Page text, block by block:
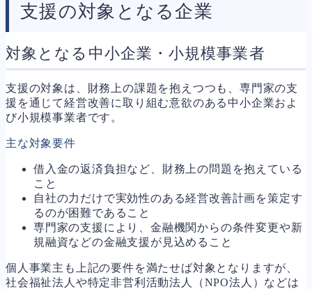
支援の対象となる企業
対象となる中小企業・小規模事業者
支援の対象は、財務上の課題を抱えつつも、専門家の支
援を通じて経営改善に取り組む意欲のある中小企業およ
び小規模事業者です。
主な対象要件
借入金の返済負担など、財務上の問題を抱えている
こと
自社の力だけで実効性のある経営改善計画を策定す
るのが困難であること
専門家の支援により、金融機関からの条件変更や新
規融資などの金融支援が見込めること
個人事業主も上記の要件を満たせば対象となりますが、
社会福祉法人や特定非営利活動法人（NPO法人）などは